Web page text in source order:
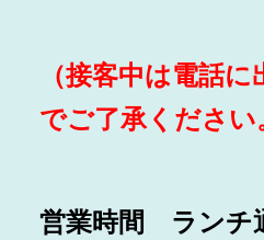
（接客中は電話
でご了承ください
営業時間 ランチ